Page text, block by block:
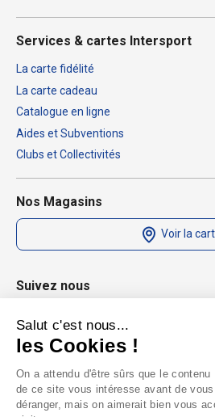
Salut c'est nous...
les Cookies !
On a attendu d'être sûrs que le contenu
de ce site vous intéresse avant de vous
déranger, mais on aimerait bien vous
Services & cartes Intersport
La carte fidélité
La carte cadeau
Catalogue en ligne
Aides et Subventions
Clubs et Collectivités
Nos Magasins
Voir la
Suivez nous